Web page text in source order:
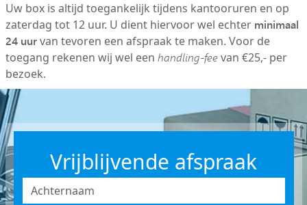
Uw box is altijd toegankelijk tijdens kantooruren en op
zaterdag tot 12 uur. U dient hiervoor wel echter minimaal
24 uurvan tevoren een afspraak te maken. Voor de
toegang rekenen wij wel een handling-feevan €25,- per
bezoek.
Vrijblijvende afspraak